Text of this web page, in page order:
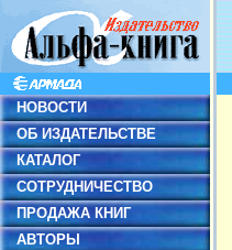
НОВОСТИ
ОБ ИЗДАТЕЛЬСТВЕ
КАТАЛОГ
СОТРУДНИЧЕСТВО
ПРОДАЖА КНИГ
АВТОРЫ